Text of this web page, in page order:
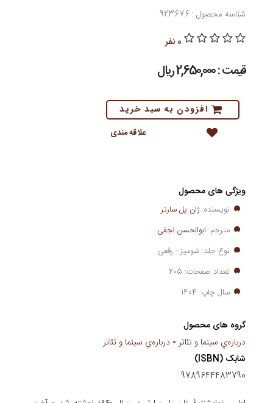
شناسه محصول : 923676
0 نفر
قیمت : 2,650,000 ريال
افزودن به سبد خرید
علاقه مندی
ویژگی های محصول
نویسنده: ژان پل سارتر
مترجم: ابوالحسن نجفی
نوع جلد: شومیز - رقعی
تعداد صفحات: 205
سال چاپ: 1404
گروه های محصول
درباره‌ي سينما و تئاتر - درباره‌ي سينما و تئاتر
شابک (ISBN)
9789644483790